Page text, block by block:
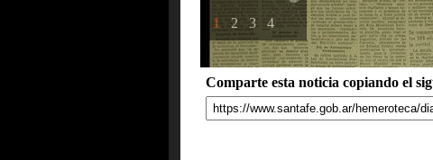
1 2 3 4
Comparte esta noticia copiando el